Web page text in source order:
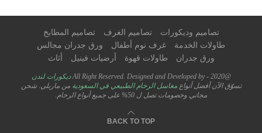
تصاميم وديكورات تصاميم الغرف
تصاميم المطابخ
طاولات الخدمة
غرف نوم أطفال
ورق جدران مجالس
ورق جدران
طاولات قهوة أرضيات فينيل أثاث
@2020 - All Right Reserved. Designed and Developed by
ديكورات لندن
تسوّق الآن أفضل أنواعمغاسل الرخام الطبيعي في السعوديةمن ماربلي. شحن
مجاني وخصومات تصل ل 50% على جميع أنواع الرخام.
BACK TO TOP